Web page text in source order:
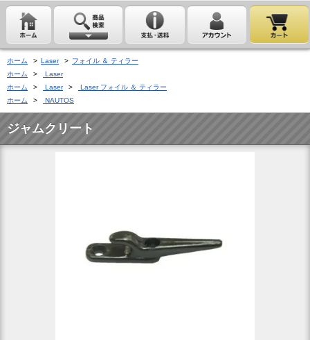
ホーム > Laser > フォイル ＆ ティラー
ホーム
>
Laser
ホーム
> Laser >
Laser フォイル ＆ ティラー
ホーム
> NAUTOS
ジャムクリート